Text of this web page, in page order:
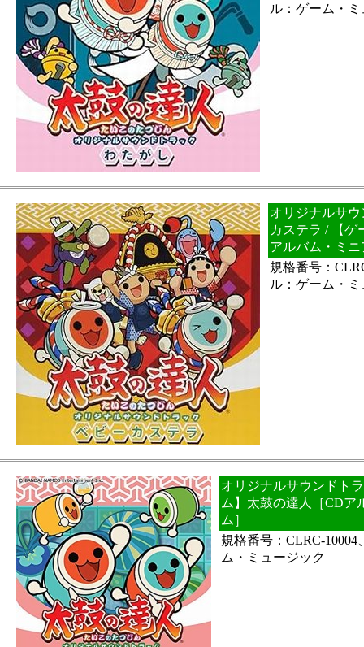
ル：ゲーム・
オリジナルサ
カステラ / 【ゲ
アルバム・ミ
規格番号：
ル：ゲーム・
オリジナルサウンドト
ム】太鼓の達人［CDア
ム］
規格番号：CLRC-
ム・ミュージック